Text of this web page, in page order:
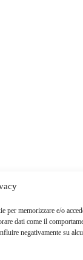
per memorizzare e/o
dati come il
negativamente su